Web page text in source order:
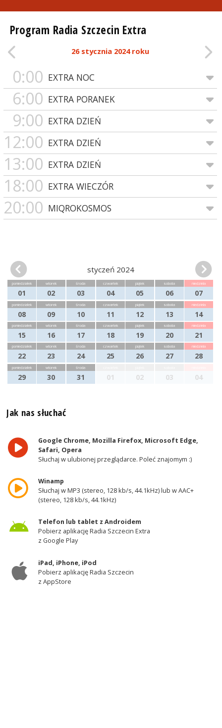
Program Radia Szczecin Extra
26 stycznia 2024 roku
0:00 EXTRA NOC
6:00 EXTRA PORANEK
9:00 EXTRA DZIEŃ
12:00 EXTRA DZIEŃ
13:00 EXTRA DZIEŃ
18:00 EXTRA WIECZÓR
20:00 MIQROKOSMOS
styczeń 2024
poniedziałek
01
wtorek
02
środa
03
czwartek
04
piątek
05
sobota
06
niedziela
07
poniedziałek
08
wtorek
09
środa
10
czwartek
11
piątek
12
sobota
13
niedziela
14
poniedziałek
15
wtorek
16
środa
17
czwartek
18
piątek
19
sobota
20
niedziela
21
poniedziałek
22
wtorek
23
środa
24
czwartek
25
piątek
26
sobota
27
niedziela
28
poniedziałek
29
wtorek
30
środa
31 01 02 03 04
Jak nas słuchać
Google Chrome, Mozilla Firefox, Microsoft Edge,
Safari, Opera
Słuchaj w ulubionej przeglądarce. Poleć znajomym :)
Winamp
Słuchaj w MP3 (stereo, 128 kb/s, 44.1kHz) lub w AAC+
(stereo, 128 kb/s, 44.1kHz)
Telefon lub tablet z Androidem
Pobierz aplikację Radia Szczecin Extra
z Google Play
iPad, iPhone, iPod
Pobierz aplikację Radia Szczecin
z AppStore